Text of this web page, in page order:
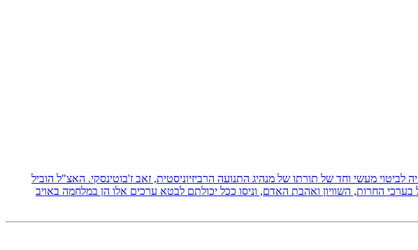
היה לביטוי מעשי וחד של תורתו של מנהיג התנועה הרביזיוניסטית, זאב ז'בוטינסקי. האצ"ל הוביל
החרות, השוויון ואהבת האדם, וניסו ככל יכולתם לבטא ערכים אלו הן במלחמה באויב